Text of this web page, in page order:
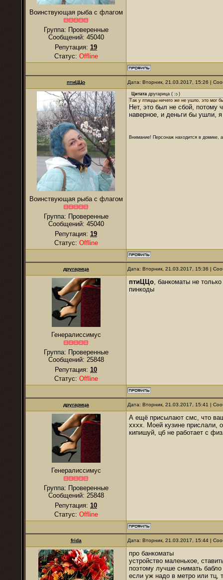
Воинствующая рыба с флагом
Группа: Проверенные
Сообщений: 45040
Репутация: 19
Статус: Offline
птиЦЦо Дата: Вторник, 21.03.2017, 15:26 |
Воинствующая рыба с флагом
Группа: Проверенные
Сообщений: 45040
Репутация: 19
Статус: Offline
Цитата другарица (
)
Так у птиццы ничего же не ушло, это мог
Нет, это был не сбой, потому
наверное, и деньги бы ушли,
Внимание! Персонаж находится в домике,
другарица Дата: Вторник, 21.03.2017, 15:36 |
Генералиссимус
Группа: Проверенные
Сообщений: 25848
Репутация: 10
Статус: Offline
птиЦЦо, банкоматы не
пинкоды
другарица Дата: Вторник, 21.03.2017, 15:41 |
Генералиссимус
Группа: Проверенные
Сообщений: 25848
Репутация: 10
Статус: Offline
А ещё присылают смс, что
хххх. Моей кузине прислали,
кипишуй, цб не работает с
frida Дата: Вторник, 21.03.2017, 15:44 |
про банкоматы
устройство маленькое,
поэтому лучше снимать бабло
если уж надо в метро или тц,